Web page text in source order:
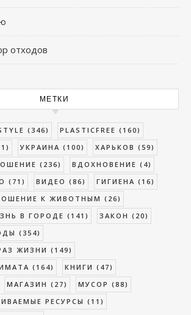
отходов
МЕТКИ
(346) PLASTICFREE (160)
УКРАИНА (100) ХАРЬКОВ (59)
(236) ВДОХНОВЕНИЕ (4)
(71) ВИДЕО (86) ГИГИЕНА (16)
К ЖИВОТНЫМ (26)
В ГОРОДЕ (141) ЗАКОН (20)
(354)
ЖИЗНИ (149)
(164) КНИГИ (47)
МАГАЗИН (27) МУСОР (88)
РЕСУРСЫ (11)